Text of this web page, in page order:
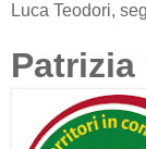
Luca Teodori,